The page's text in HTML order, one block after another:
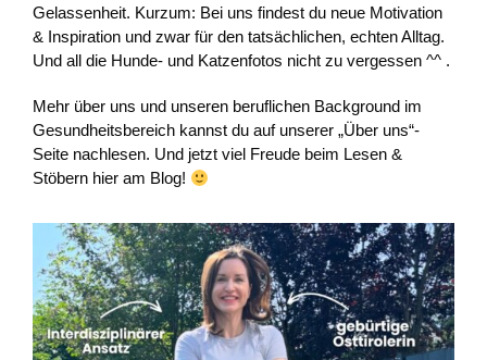
Gelassenheit. Kurzum: Bei uns findest du neue Motivation
& Inspiration und zwar für den tatsächlichen, echten Alltag.
Und all die Hunde- und Katzenfotos nicht zu vergessen ^^ .
Mehr über uns und unseren beruflichen Background im
Gesundheitsbereich kannst du auf unserer „Über uns“-
Seite nachlesen. Und jetzt viel Freude beim Lesen &
Stöbern hier am Blog!